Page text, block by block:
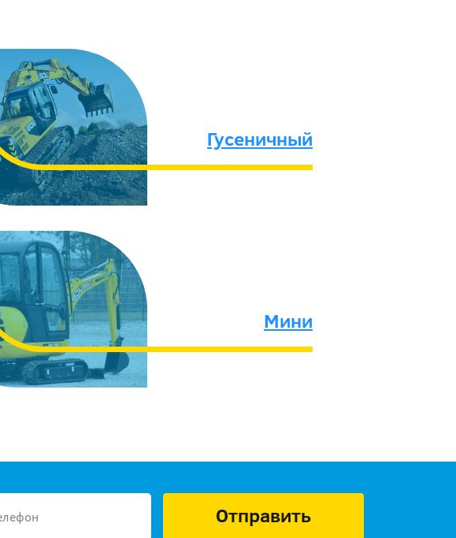
Гусеничный
Мини
Отправить